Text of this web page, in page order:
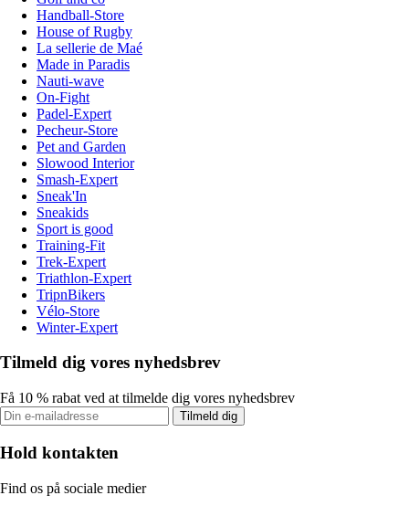
Handball-Store
House of Rugby
La sellerie de Maé
Made in Paradis
Nauti-wave
On-Fight
Padel-Expert
Pecheur-Store
Pet and Garden
Slowood Interior
Smash-Expert
Sneak'In
Sneakids
Sport is good
Training-Fit
Trek-Expert
Triathlon-Expert
TripnBikers
Vélo-Store
Winter-Expert
Tilmeld dig vores nyhedsbrev
Få 10 % rabat ved at tilmelde dig vores nyhedsbrev
Tilmeld dig
Hold kontakten
Find os på sociale medier